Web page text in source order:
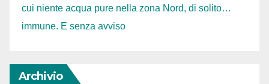
cui niente acqua pure nella zona Nord, di solito…
immune. E senza avviso
Archivio